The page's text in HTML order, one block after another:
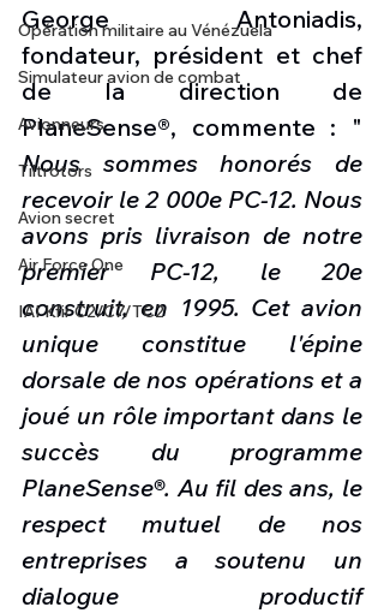
Opération militaire au Vénézuela
Simulateur avion de combat
Avionneurs
Tiltrotors
Avion secret
Air Force One
IAI Kfir C2/C7/TC2
George Antoniadis,
fondateur, président et chef
de la direction de
Nous sommes honorés de
recevoir le 2 000e PC-12. Nous
avons pris livraison de notre
premier PC-12, le 20e
construit, en 1995. Cet avion
unique constitue l'épine
dorsale de nos opérations et a
joué un rôle important dans le
succès du programme
PlaneSense®. Au fil des ans, le
respect mutuel de nos
entreprises a soutenu un
dialogue productif